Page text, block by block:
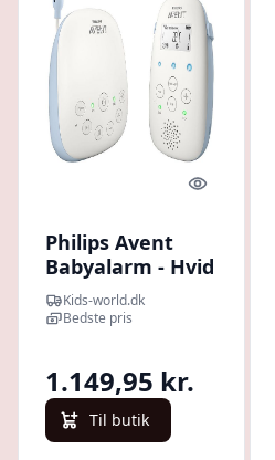
Quick look
Philips Avent
Babyalarm - Hvid
Kids-world.dk
Bedste pris
1.149,95 kr.
Til butik